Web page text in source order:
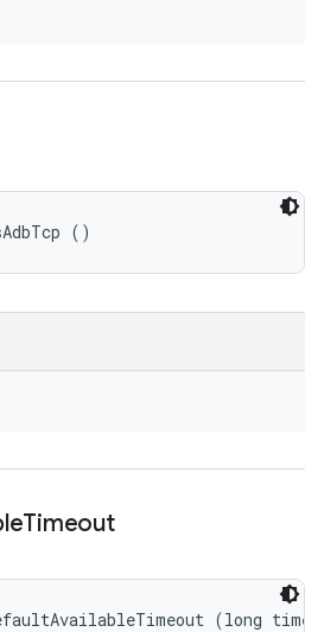
()
Timeout
(long